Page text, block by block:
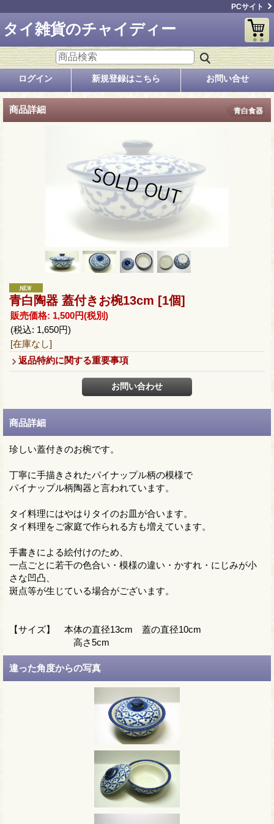
PCサイト
タイ雑貨のチャイディー
ログイン 新規登録はこちら お問い合せ
商品詳細 青白食器
青白陶器 蓋付きお椀13cm [1個]
販売価格: 1,500円(税別)
(税込: 1,650円)
[在庫なし]
返品特約に関する重要事項
商品詳細
珍しい蓋付きのお椀です。
丁寧に手描きされたパイナップル柄の模様で
パイナップル柄陶器と言われています。
タイ料理にはやはりタイのお皿が合います。
タイ料理をご家庭で作られる方も増えています。
手書きによる絵付けのため、
一点ごとに若干の色合い・模様の違い・かすれ・にじみが小
さな凹凸、
斑点等が生じている場合がございます。
【サイズ】 本体の直径13cm 蓋の直径10cm
高さ5cm
違った角度からの写真